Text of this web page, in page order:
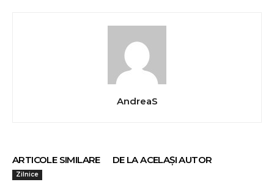
AndreaS
ARTICOLE SIMILARE DE LA ACELAȘI AUTOR
Zilnice